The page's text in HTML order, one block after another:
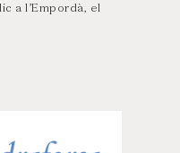
a l’Empordà, el
òmnibus,
amb lleus
per carretera i
i amb Portbou des
per on
línies